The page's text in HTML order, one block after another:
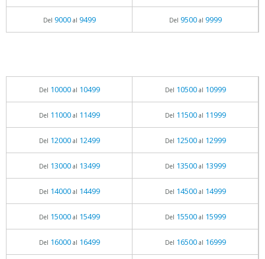
Del 9000al 9499 Del 9500al 9999
Del 10000al 10499 Del 10500al 10999
Del 11000al 11499 Del 11500al 11999
Del 12000al 12499 Del 12500al 12999
Del 13000al 13499 Del 13500al 13999
Del 14000al 14499 Del 14500al 14999
Del 15000al 15499 Del 15500al 15999
Del 16000al 16499 Del 16500al 16999